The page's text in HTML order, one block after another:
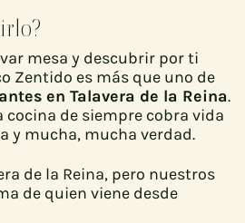
mesa y descubrir por ti
Zentido es más que uno de
en Talavera de la Reina.
cocina de siempre cobra vida
y mucha, mucha verdad.
de la Reina, pero nuestros
de quien viene desde